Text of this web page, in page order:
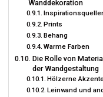
Wanddekoration
Prints
Behang
Warme Farben
Die Rolle von
der Wandgestaltung
Hölzerne
Leinwand und